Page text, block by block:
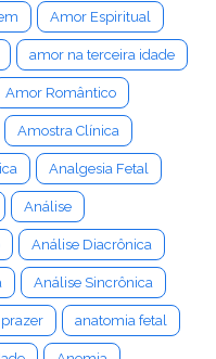
Amor Espiritual
amor na terceira idade
Amor Romântico
Amostra Clínica
Analgesia Fetal
Análise
Análise Diacrônica
Análise Sincrônica
anatomia fetal